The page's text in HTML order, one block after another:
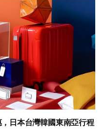
日本台灣韓國東南亞行程